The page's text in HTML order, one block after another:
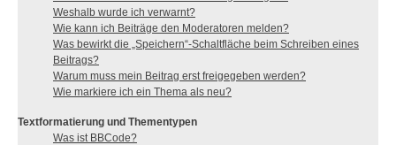
Weshalb wurde ich verwarnt?
Wie kann ich Beiträge den Moderatoren melden?
Was bewirkt die „Speichern“-Schaltfläche beim Schreiben eines
Beitrags?
Warum muss mein Beitrag erst freigegeben werden?
Wie markiere ich ein Thema als neu?
Textformatierung und Thementypen
Was ist BBCode?